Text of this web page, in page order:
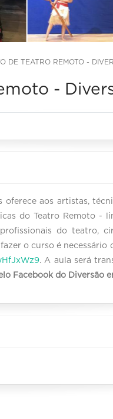
DE TEATRO REMOTO -
-
oferece aos artistas,
do Teatro Remoto -
do teatro,
o curso é
. A aula será
Facebook do Diversão